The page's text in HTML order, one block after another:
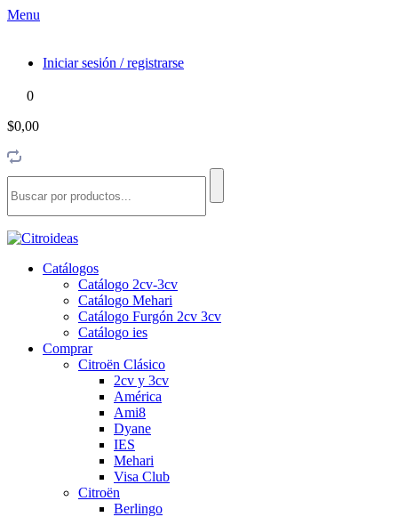
Menu
Iniciar sesión / registrarse
0
$0,00
Catálogos
Catálogo 2cv-3cv
Catálogo Mehari
Catálogo Furgón 2cv 3cv
Catálogo ies
Comprar
Citroën Clásico
2cv y 3cv
América
Ami8
Dyane
IES
Mehari
Visa Club
Citroën
Berlingo